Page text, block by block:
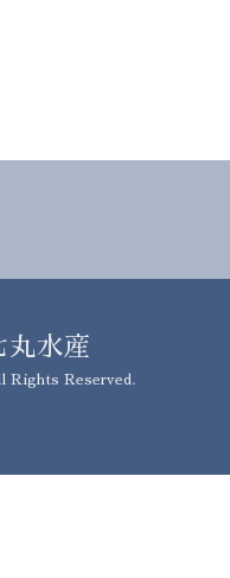
丸水産
Rights Reserved.